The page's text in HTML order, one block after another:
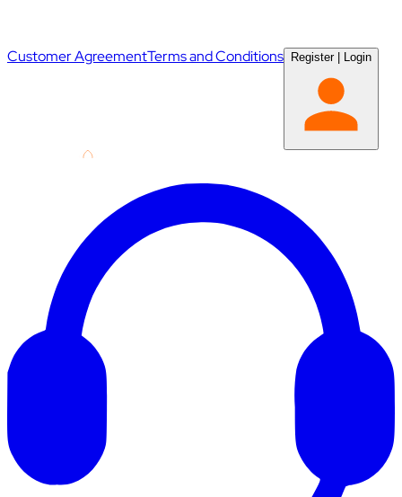
Customer AgreementTerms and Conditions Register| Login